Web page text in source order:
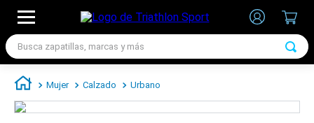
Busca zapatillas, marcas y más
Mujer Calzado Urbano